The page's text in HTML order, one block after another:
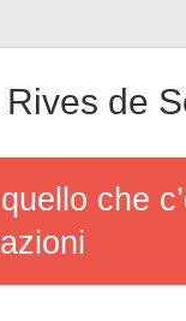
Rives de
che